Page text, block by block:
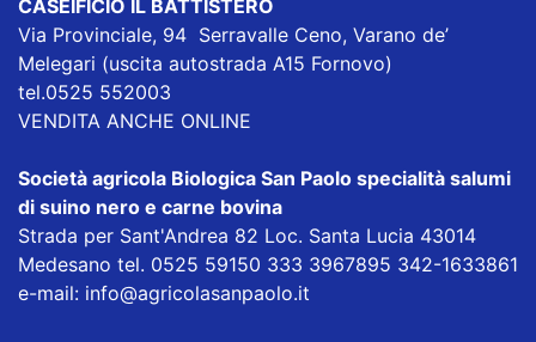
CASEIFICIO IL BATTISTERO
Via Provinciale, 94 Serravalle Ceno, Varano de’
Melegari (uscita autostrada A15 Fornovo)
tel.0525 552003
VENDITA ANCHE ONLINE
Società agricola Biologica San Paolo specialità salumi
di suino nero e carne bovina
Strada per Sant'Andrea 82 Loc. Santa Lucia 43014
Medesano tel. 0525 59150 333 3967895 342-1633861
e-mail: info@agricolasanpaolo.it